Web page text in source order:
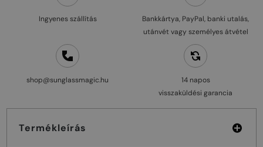
Ingyenes szállítás
Bankkártya, PayPal, banki utalás,
utánvét vagy személyes átvétel
shop@sunglassmagic.hu
14 napos
visszaküldési garancia
Termékleírás